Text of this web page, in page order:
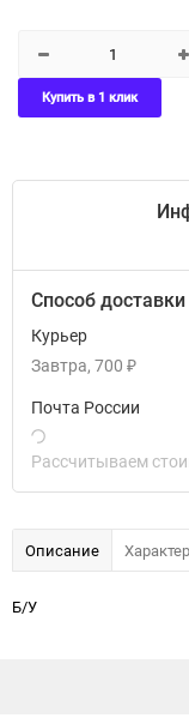
Купить в 1 клик
Способ доставки
Курьер
Завтра 700 ₽
Почта России
Рассчитываем
Описание
Б/У